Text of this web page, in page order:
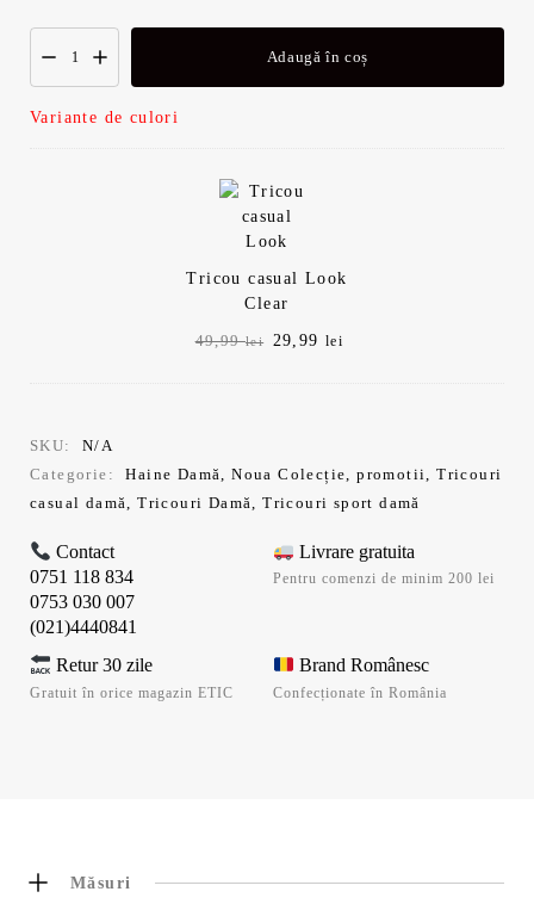
Adaugă în coș
Variante de culori
Tricou casual Look
Clear
49,99lei
Prețul
29,99lei
SKU:
N/A
Categorie:
Haine Damă,Noua Colecție,promotii,Tricouri
casual damă,Tricouri Damă,Tricouri sport damă
Contact
0751 118 834
0753 030 007
(021)4440841
Livrare gratuita
Pentru comenzi de minim 200 lei
Retur 30 zile
Gratuit în orice magazin ETIC
Brand Românesc
Confecționate în România
Măsuri